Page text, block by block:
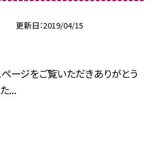
更新日 2019/04/15
ージをご覧いただきありがとう
...